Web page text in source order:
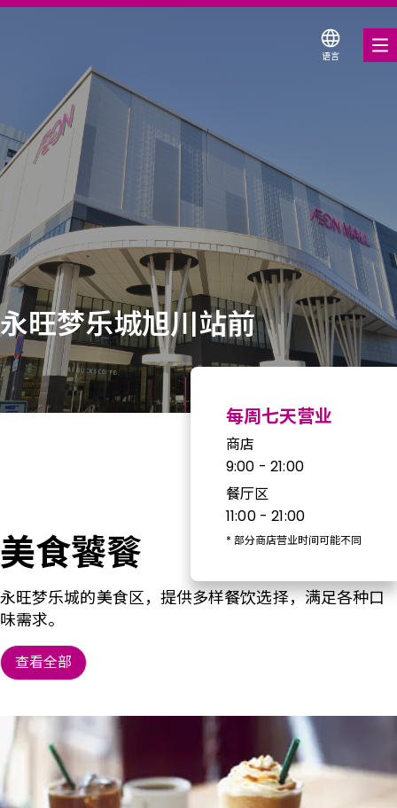
语言
购物与娱乐
各种店铺优惠券
服务与设施
楼层平面图
关于我们
搜索永旺梦乐城
永旺梦乐城旭川站前
每周七天营业
商店
9:00 - 21:00
餐厅区
11:00 - 21:00
* 部分商店营业时间可能不同
美食饕餮
永旺梦乐城的美食区，提供多样餐饮选择，满足各种口
味需求。
查看全部